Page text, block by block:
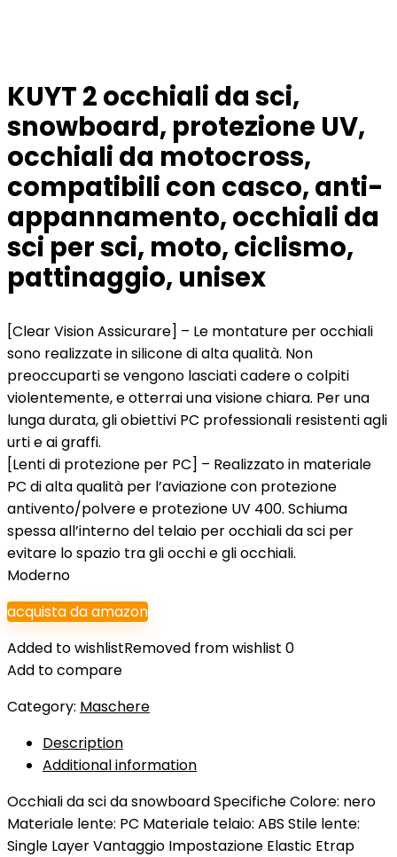
KUYT 2 occhiali da sci,
snowboard, protezione UV,
occhiali da motocross,
compatibili con casco, anti-
appannamento, occhiali da
sci per sci, moto, ciclismo,
pattinaggio, unisex
[Clear Vision Assicurare] – Le montature per occhiali
sono realizzate in silicone di alta qualità. Non
preoccuparti se vengono lasciati cadere o colpiti
violentemente, e otterrai una visione chiara. Per una
lunga durata, gli obiettivi PC professionali resistenti agli
urti e ai graffi.
[Lenti di protezione per PC] – Realizzato in materiale
PC di alta qualità per l’aviazione con protezione
antivento/polvere e protezione UV 400. Schiuma
spessa all’interno del telaio per occhiali da sci per
evitare lo spazio tra gli occhi e gli occhiali.
Moderno
acquista da amazon
Added to wishlistRemoved from wishlist 0
Add to compare
Category: Maschere
Description
Additional information
Occhiali da sci da snowboard Specifiche Colore: nero
Materiale lente: PC Materiale telaio: ABS Stile lente:
Single Layer Vantaggio Impostazione Elastic Etrap